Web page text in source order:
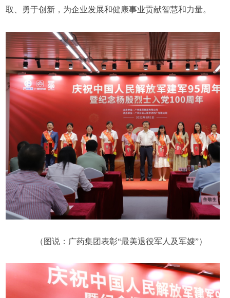
取、勇于创新，为企业发展和健康事业贡献智慧和力量。
（图说：广药集团表彰“最美退役军人及军嫂”）